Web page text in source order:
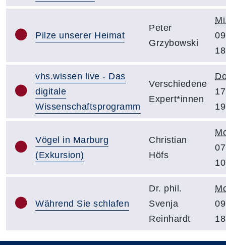
Pilze unserer Heimat
Peter
Grzybowski
vhs.wissen live - Das
digitale
Wissenschaftsprogramm
Verschiedene
Expert*innen
Vögel in Marburg
(Exkursion)
Christian
Höfs
Während Sie schlafen
Dr. phil.
Svenja
Reinhardt